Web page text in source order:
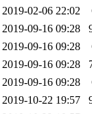
2019-02-06 22:02
2019-09-16 09:28
2019-09-16 09:28
2019-09-16 09:28
2019-09-16 09:28
2019-10-22 19:57